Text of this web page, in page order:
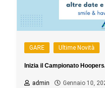
GARE Ultime Novità
Inizia il Campionato
admin Gennaio 10,